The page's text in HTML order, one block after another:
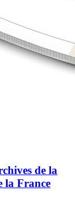
de la
la France